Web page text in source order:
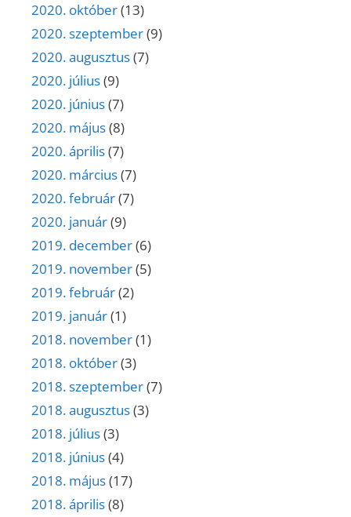
2020. október(13)
2020. szeptember(9)
2020. augusztus(7)
2020. július(9)
2020. június(7)
2020. május(8)
2020. április(7)
2020. március(7)
2020. február(7)
2020. január(9)
2019. december(6)
2019. november(5)
2019. február(2)
2019. január(1)
2018. november(1)
2018. október(3)
2018. szeptember(7)
2018. augusztus(3)
2018. július(3)
2018. június(4)
2018. május(17)
2018. április(8)